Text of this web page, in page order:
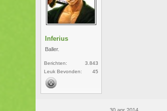
Inferius
Baller.
Berichten:
3.843
Leuk Bevonden:
45